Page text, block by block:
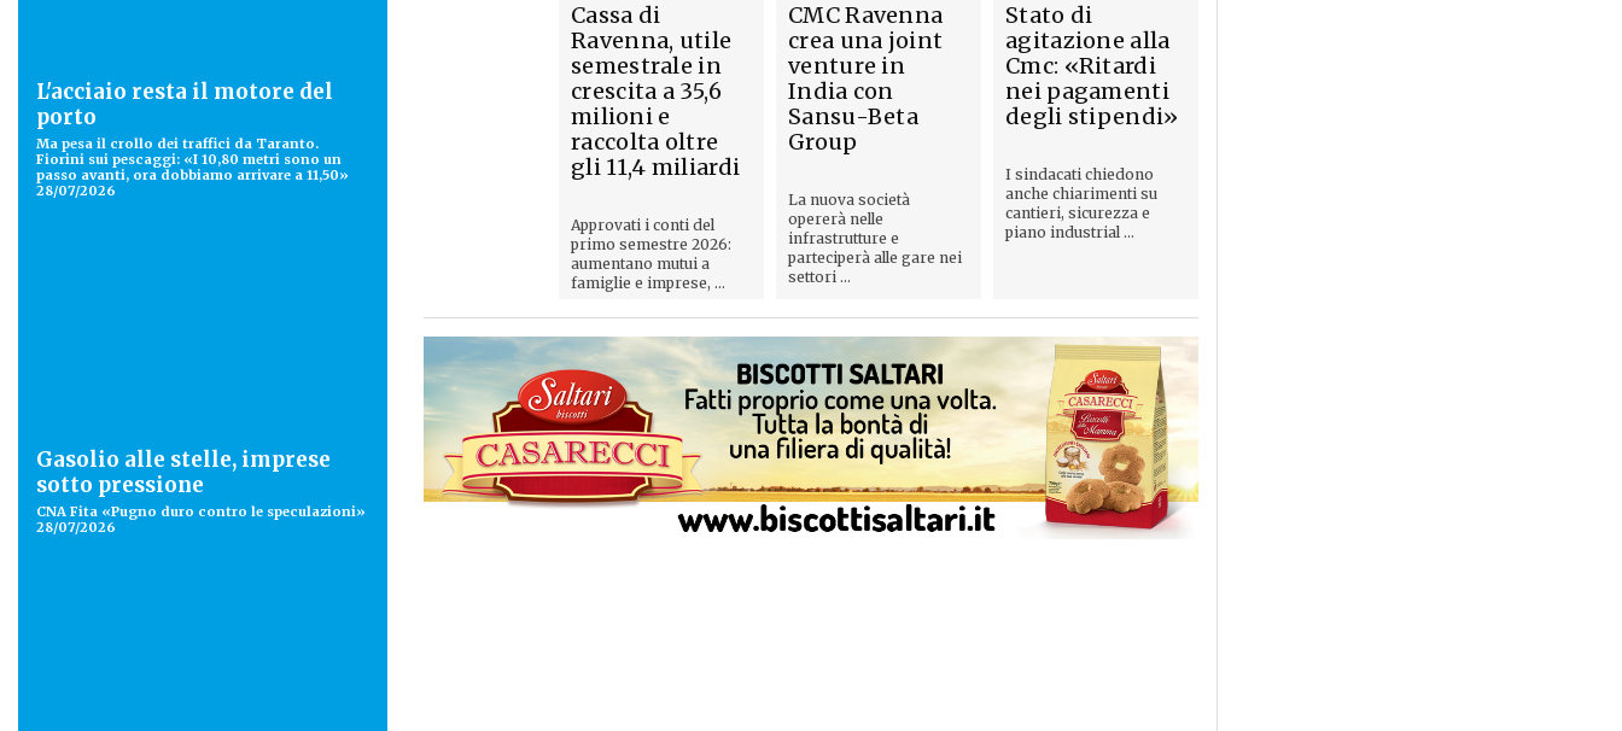
L'acciaio resta il motore del
porto
Ma pesa il crollo dei traffici da Taranto.
Fiorini sui pescaggi: «I 10,80 metri sono un
passo avanti, ora dobbiamo arrivare a 11,50»
28/07/2026
Gasolio alle stelle, imprese
sotto pressione
CNA Fita «Pugno duro contro le speculazioni»
28/07/2026
Cassa di
Ravenna, utile
semestrale in
crescita a 35,6
milioni e
raccolta oltre
gli 11,4 miliardi
Approvati i conti del
primo semestre 2026:
aumentano mutui a
famiglie e imprese, ...
CMC Ravenna
crea una joint
venture in
India con
Sansu-Beta
Group
La nuova società
opererà nelle
infrastrutture e
parteciperà alle gare nei
settori ...
Stato di
agitazione alla
Cmc: «Ritardi
nei pagamenti
degli stipendi»
I sindacati chiedono
anche chiarimenti su
cantieri, sicurezza e
piano industrial ...